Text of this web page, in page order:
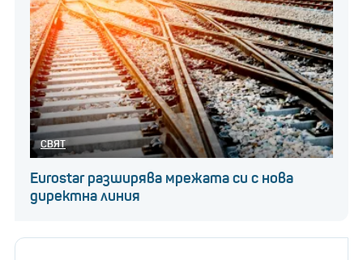
СВЯТ
Eurostar разширява мрежата си с нова
директна линия